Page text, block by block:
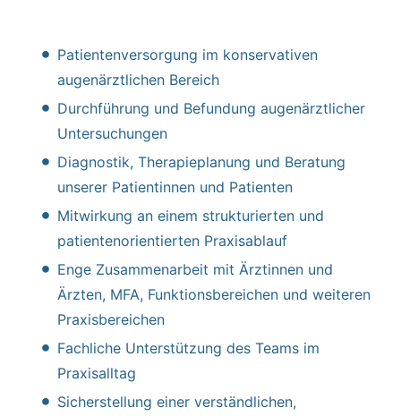
Patientenversorgung im konservativen
augenärztlichen Bereich
Durchführung und Befundung augenärztlicher
Untersuchungen
Diagnostik, Therapieplanung und Beratung
unserer Patientinnen und Patienten
Mitwirkung an einem strukturierten und
patientenorientierten Praxisablauf
Enge Zusammenarbeit mit Ärztinnen und
Ärzten, MFA, Funktionsbereichen und weiteren
Praxisbereichen
Fachliche Unterstützung des Teams im
Praxisalltag
Sicherstellung einer verständlichen,